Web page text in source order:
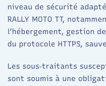
niveau de sécurité
RALLY MOTO TT,
l’hébergement, gestion
du protocole HTTPS,
Les sous‑traitants
sont soumis à une